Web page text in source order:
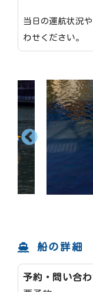
当日の運航状況
わせください。
船の詳細
予約・問い合